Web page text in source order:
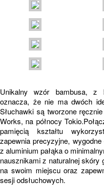
Unikalny wzór bambusa, z
oznacza, że nie ma dwóch
Słuchawki są tworzone
Works, na północy
pamięcią kształtu
zapewnia precyzyjne,
z aluminium pałąka o
nausznikami z naturalnej skóry
na swoim miejscu oraz
sesji odsłuchowych.